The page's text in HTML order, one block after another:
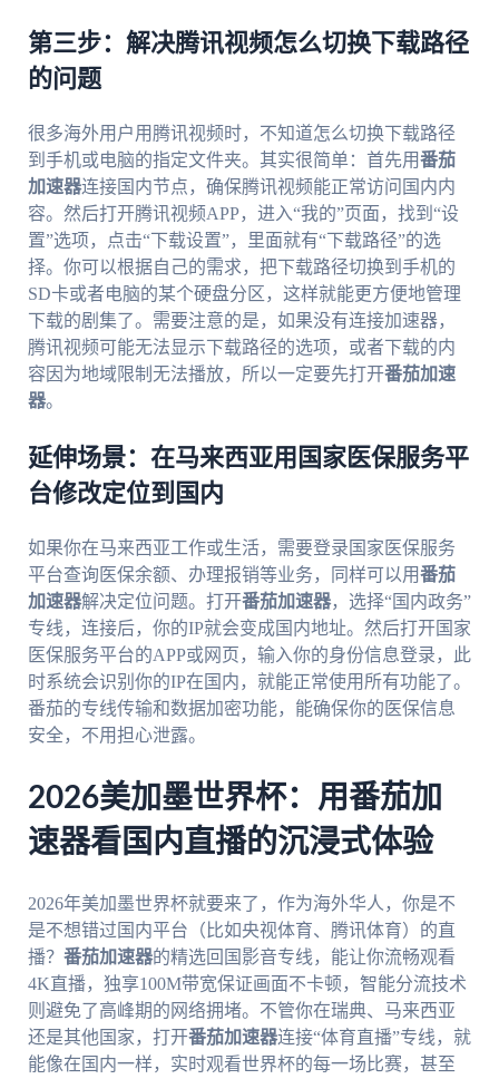
第三步：解决腾讯视频怎么切换下载路径
的问题
很多海外用户用腾讯视频时，不知道怎么切换下载路径
到手机或电脑的指定文件夹。其实很简单：首先用番茄
加速器连接国内节点，确保腾讯视频能正常访问国内内
容。然后打开腾讯视频APP，进入“我的”页面，找到“设
置”选项，点击“下载设置”，里面就有“下载路径”的选
择。你可以根据自己的需求，把下载路径切换到手机的
SD卡或者电脑的某个硬盘分区，这样就能更方便地管理
下载的剧集了。需要注意的是，如果没有连接加速器，
腾讯视频可能无法显示下载路径的选项，或者下载的内
容因为地域限制无法播放，所以一定要先打开番茄加速
器。
延伸场景：在马来西亚用国家医保服务平
台修改定位到国内
如果你在马来西亚工作或生活，需要登录国家医保服务
平台查询医保余额、办理报销等业务，同样可以用番茄
加速器解决定位问题。打开番茄加速器，选择“国内政务”
专线，连接后，你的IP就会变成国内地址。然后打开国家
医保服务平台的APP或网页，输入你的身份信息登录，此
时系统会识别你的IP在国内，就能正常使用所有功能了。
番茄的专线传输和数据加密功能，能确保你的医保信息
安全，不用担心泄露。
2026美加墨世界杯：用番茄加
速器看国内直播的沉浸式体验
2026年美加墨世界杯就要来了，作为海外华人，你是不
是不想错过国内平台（比如央视体育、腾讯体育）的直
播？ 番茄加速器的精选回国影音专线，能让你流畅观看
4K直播，独享100M带宽保证画面不卡顿，智能分流技术
则避免了高峰期的网络拥堵。不管你在瑞典、马来西亚
还是其他国家，打开番茄加速器连接“体育直播”专线，就
能像在国内一样，实时观看世界杯的每一场比赛，甚至